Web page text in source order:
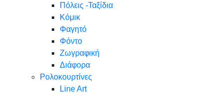
Πόλεις -Ταξίδια
Κόμικ
Φαγητό
Φόντο
Ζωγραφική
Διάφορα
Ρολοκουρτίνες
Line Art